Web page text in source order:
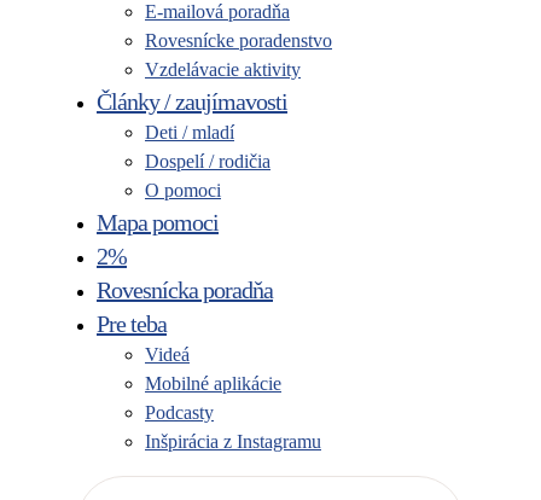
E-mailová poradňa
Rovesnícke poradenstvo
Vzdelávacie aktivity
Články / zaujímavosti
Deti / mladí
Dospelí / rodičia
O pomoci
Mapa pomoci
2%
Rovesnícka poradňa
Pre teba
Videá
Mobilné aplikácie
Podcasty
Inšpirácia z Instagramu